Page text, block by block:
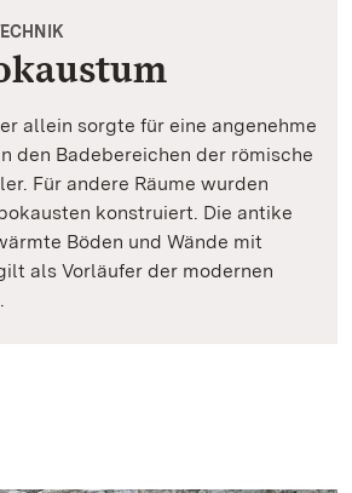
allein sorgte für eine angenehme
den Badebereichen der römische
Für andere Räume wurden
konstruiert. Die antike
Böden und Wände mit
als Vorläufer der modernen